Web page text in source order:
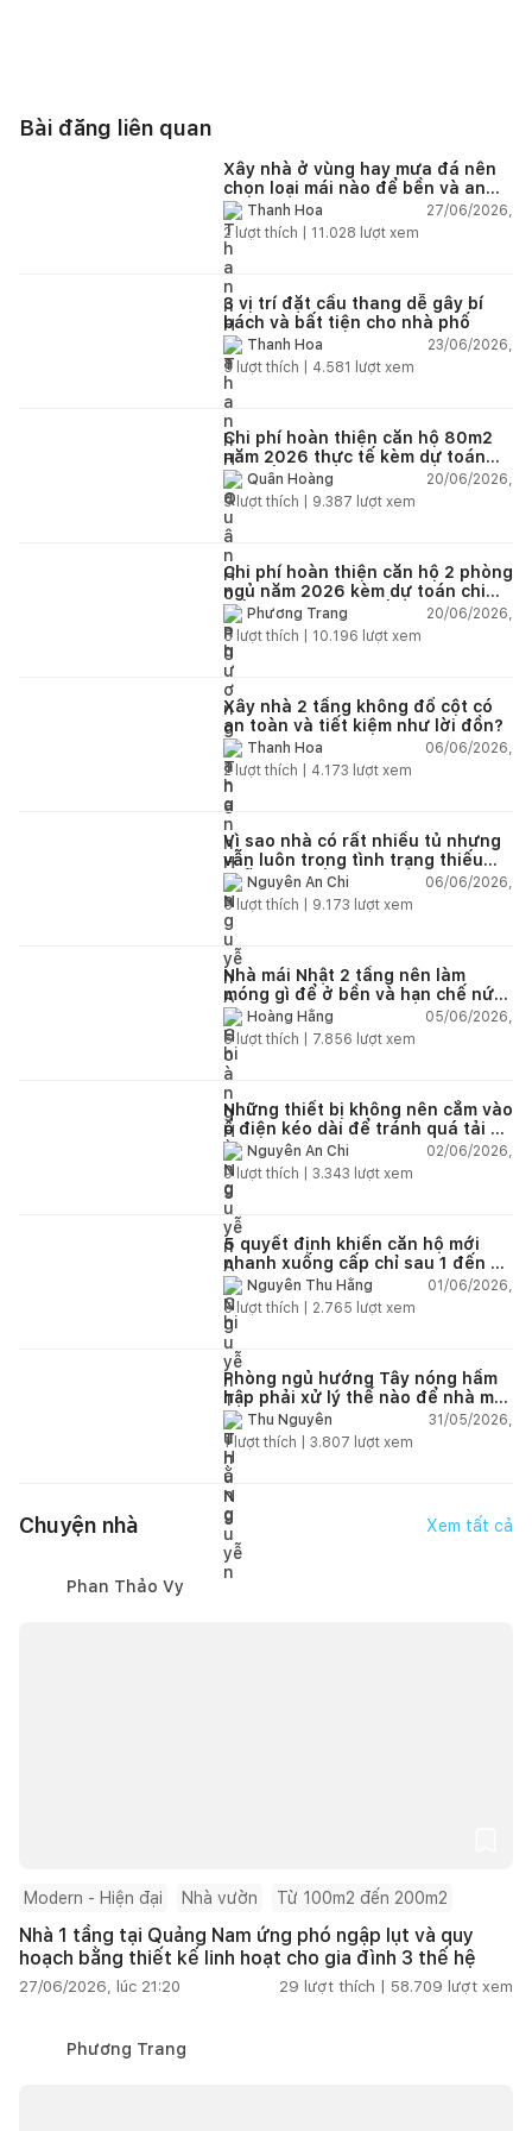
Bài đăng liên quan
Xây nhà ở vùng hay mưa đá nên
chọn loại mái nào để bền và an
toàn?Thanh Hoa
27/06/2026,
2 lượt thích | 11.028 lượt xem
3 vị trí đặt cầu thang dễ gây bí
bách và bất tiện cho nhà phố
Thanh Hoa
23/06/2026,
5 lượt thích | 4.581 lượt xem
Chi phí hoàn thiện căn hộ 80m2
năm 2026 thực tế kèm dự toán
chi tiết từng hạng mục
Quân Hoàng
20/06/2026,
9lượt thích | 9.387 lượt xem
Chi phí hoàn thiện căn hộ 2 phòng
ngủ năm 2026 kèm dự toán chi
tiết và ví dụ thực tế
Phương Trang
20/06/2026,
5 lượt thích | 10.196 lượt xem
Xây nhà 2 tầng không đổ cột có
an toàn và tiết kiệm như lời đồn?
Thanh Hoa
06/06/2026,
2lượt thích | 4.173 lượt xem
Vì sao nhà có rất nhiều tủ nhưng
vẫn luôn trong tình trạng thiếu
chỗ chứa đồ?
Nguyễn An Chi
06/06/2026,
5lượt thích | 9.173 lượt xem
Nhà mái Nhật 2 tầng nên làm
móng gì để ở bền và hạn chế nứt
lún?Hoàng Hằng
05/06/2026,
5lượt thích | 7.856 lượt xem
Những thiết bị không nên cắm vào
ổ điện kéo dài để tránh quá tải và
chập cháy trong nhà
Nguyễn An Chi
02/06/2026,
9lượt thích | 3.343 lượt xem
5 quyết định khiến căn hộ mới
nhanh xuống cấp chỉ sau 1 đến 2
nămNguyễn Thu Hằng
01/06/2026,
5lượt thích | 2.765 lượt xem
Phòng ngủ hướng Tây nóng hầm
hập phải xử lý thế nào để nhà mát
hơn?Thu Nguyễn
31/05/2026,
1lượt thích | 3.807 lượt xem
Chuyện nhà Xem tất cả
Phan Thảo Vy
Modern - Hiện đại Nhà vườn Từ 100m2 đến 200m2
Nhà 1 tầng tại Quảng Nam ứng phó ngập lụt và quy
hoạch bằng thiết kế linh hoạt cho gia đình 3 thế hệ
27/06/2026, lúc 21:20 29 lượt thích | 58.709 lượt xem
Phương Trang